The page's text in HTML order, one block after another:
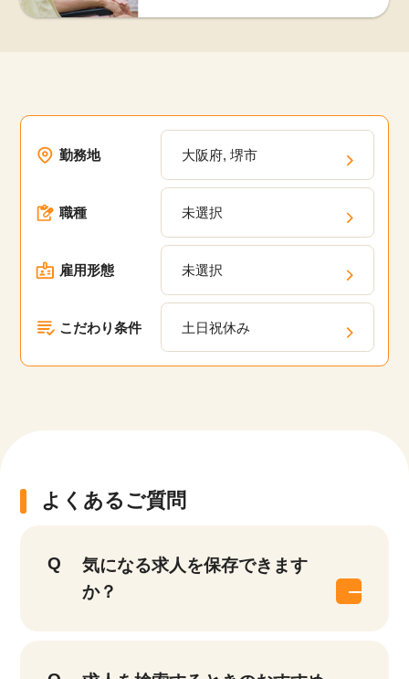
勤務地 大阪府, 堺市
職種 未選択
雇用形態 未選択
こだわり条件 土日祝休み
よくあるご質問
気になる求人を保存できます
か？